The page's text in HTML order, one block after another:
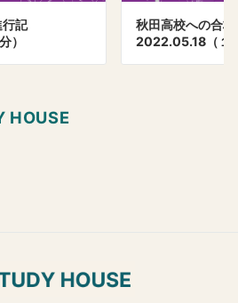
行記
）
秋田高校への合
2022.05.18（１
HOUSE